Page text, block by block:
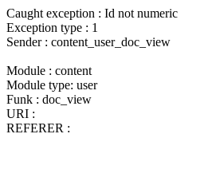
Caught exception : Id not numeric
Exception type : 1
Sender : content_user_doc_view
Module : content
Module type: user
Funk : doc_view
URI :
REFERER :